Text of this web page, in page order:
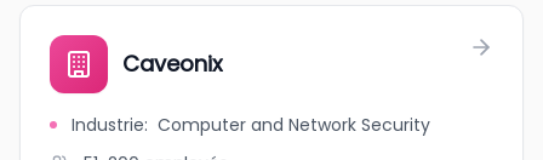
Caveonix
Industrie: Computer and Network Security